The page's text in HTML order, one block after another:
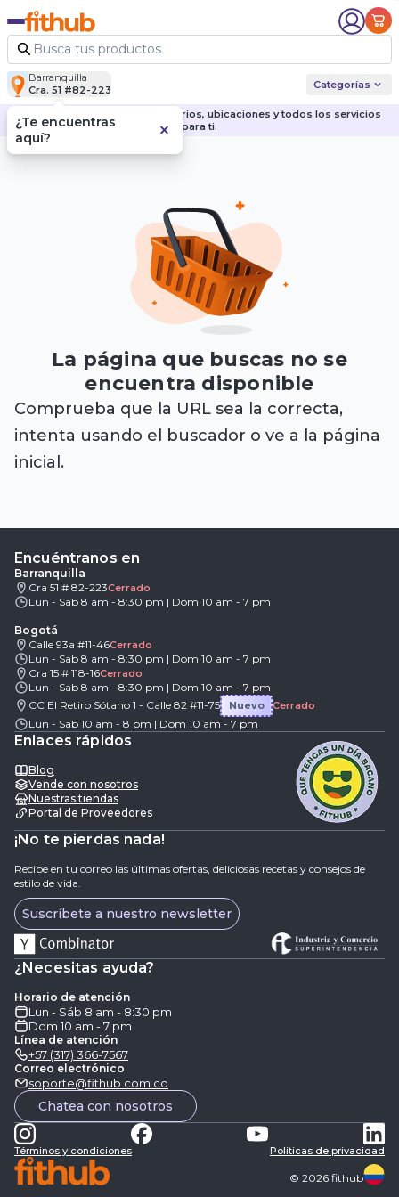
Barranquilla
Cra. 51 #82-223
Categorías
Descubre nuestras sedes, horarios, ubicaciones y todos los servicios
para ti.
La página que buscas no se
encuentra disponible
Comprueba que la URL sea la correcta,
intenta usando el buscador o ve a la página
inicial.
Encuéntranos en
Barranquilla
Cra 51 # 82-223Cerrado
Lun - Sab 8 am - 8:30 pm | Dom 10 am - 7 pm
Bogotá
Calle 93a #11-46Cerrado
Lun - Sab 8 am - 8:30 pm | Dom 10 am - 7 pm
Cra 15 # 118-16Cerrado
Lun - Sab 8 am - 8:30 pm | Dom 10 am - 7 pm
CC El Retiro Sótano 1 - Calle 82 #11-75
Nuevo Cerrado
Lun - Sab 10 am - 8 pm | Dom 10 am - 7 pm
Enlaces rápidos
Blog
Vende con nosotros
Nuestras tiendas
Portal de Proveedores
¡No te pierdas nada!
Recibe en tu correo las últimas ofertas, deliciosas recetas y consejos de
estilo de vida.
Suscríbete a nuestro newsletter
¿Necesitas ayuda?
Horario de atención
Lun - Sáb 8 am - 8:30 pm
Dom 10 am - 7 pm
Línea de atención
+57 (317) 366-7567
Correo electrónico
soporte@fithub.com.co
Chatea con nosotros
Términos y condiciones Politicas de privacidad
© 2026 fithub
¿Te encuentras
aquí?